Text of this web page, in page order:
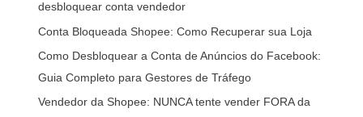
desbloquear conta vendedor
Conta Bloqueada Shopee: Como Recuperar sua Loja
Como Desbloquear a Conta de Anúncios do Facebook:
Guia Completo para Gestores de Tráfego
Vendedor da Shopee: NUNCA tente vender FORA da